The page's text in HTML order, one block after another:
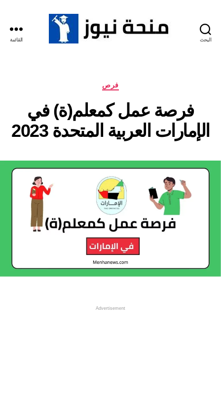
البحث القائمة
التصنيفاتفرص
فرصة عمل كمعلم(ة) في
الإمارات العربية المتحدة 2023
Advertisement